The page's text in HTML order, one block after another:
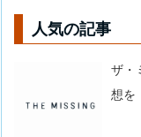
人気の記事
ザ・
想を